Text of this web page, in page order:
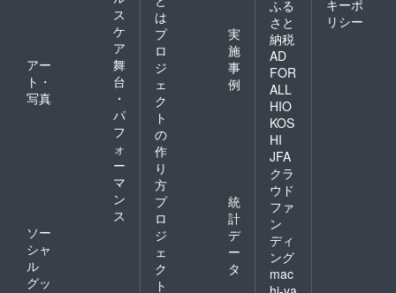
ス
ケ
ア
アー
ト・
写真
舞
台
・
パ
フ
ォ
ー
マ
ン
ス
ソー
シャ
ル
グッ
は
プ
ロ
ジ
ェ
ク
ト
の
作
り
方
実
施
事
例
プ
ロ
ジ
ェ
ク
ト
統
計
デ
ー
タ
ふる
さと
納税
AD
FOR
ALL
HIO
KOS
HI
JFA
クラ
ウド
ファ
ン
ディ
ング
mac
キーポ
リシー